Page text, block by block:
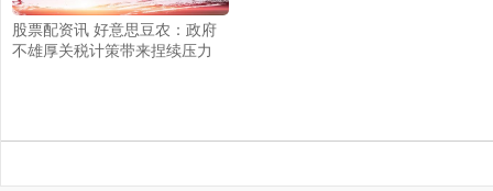
股票配资讯 好意思豆农：政府
不雄厚关税计策带来捏续压力